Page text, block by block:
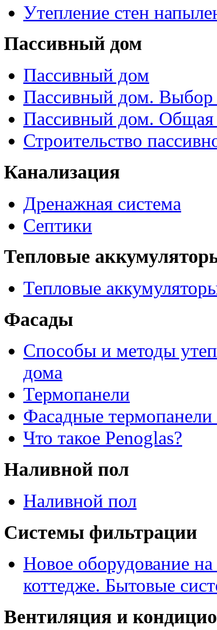
Утепление стен
Пассивный дом
Пассивный дом
Пассивный дом. Выбор
Пассивный дом. Общая
Строительство
Канализация
Дренажная система
Септики
Тепловые
Тепловые
Фасады
Способы и методы
дома
Термопанели
Фасадные термопанели
Что такое Penoglas?
Наливной пол
Наливной пол
Системы фильтрации
Новое оборудование
коттедже. Бытовые
Вентиляция и